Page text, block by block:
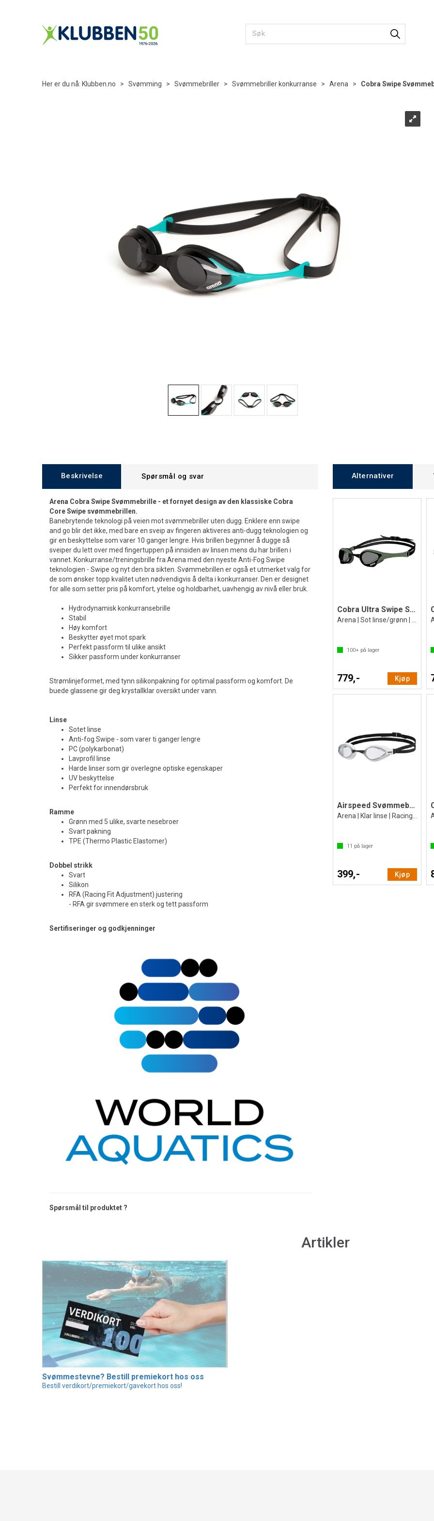
Her er du nå: Klubben.no > Svømming > Svømmebriller > Svømmebriller konkurranse > Arena > Cobra Swipe
Beskrivelse Spørsmål og svar
Arena Cobra Swipe Svømmebrille - et fornyet design av den klassiske Cobra
Core Swipe svømmebrillen.
Banebrytende teknologi på veien mot svømmebriller uten dugg. Enklere enn swipe
and go blir det ikke, med bare en sveip av fingeren aktiveres anti-dugg teknologien og
gir en beskyttelse som varer 10 ganger lengre. Hvis brillen begynner å dugge så
sveiper du lett over med fingertuppen på innsiden av linsen mens du har brillen i
vannet. Konkurranse/treningsbrille fra Arena med den nyeste Anti-Fog Swipe
teknologien - Swipe og nyt den bra sikten. Svømmebrillen er også et utmerket valg for
de som ønsker topp kvalitet uten nødvendigvis å delta i konkurranser. Den er designet
for alle som setter pris på komfort, ytelse og holdbarhet, uavhengig av nivå eller bruk.
Hydrodynamisk konkurransebrille
Stabil
Høy komfort
Beskytter øyet mot spark
Perfekt passform til ulike ansikt
Sikker passform under konkurranser
Strømlinjeformet, med tynn silikonpakning for optimal passform og komfort. De
buede glassene gir deg krystallklar oversikt under vann.
Linse
Sotet linse
Anti-fog Swipe - som varer ti ganger lengre
PC (polykarbonat)
Lavprofil linse
Harde linser som gir overlegne optiske egenskaper
UV beskyttelse
Perfekt for innendørsbruk
Ramme
Grønn med 5 ulike, svarte nesebroer
Svart pakning
TPE (Thermo Plastic Elastomer)
Dobbel strikk
Svart
Silikon
RFA (Racing Fit Adjustment) justering
- RFA gir svømmere en sterk og tett passform
Sertifiseringer og godkjenninger
Spørsmål til produktet ?
Alternativer
Cobra Ultra Swipe Svømmebrille
100+ på lager
779,- Kjøp
Airspeed Svømmebrille
11 på lager
399,- Kjøp
Artikler
Svømmestevne? Bestill premiekort hos oss
Bestill verdikort/premiekort/gavekort hos oss!